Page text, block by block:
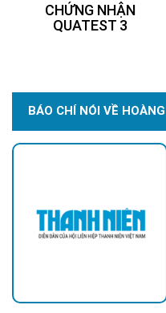
CHỨNG NHẬN
QUATEST 3
BÁO CHÍ NÓI VỀ